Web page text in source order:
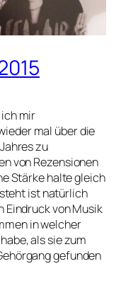
mir
mal über die
zu
von Rezensionen
Stärke halte gleich
ist natürlich
Eindruck von Musik
in welcher
als sie zum
gefunden